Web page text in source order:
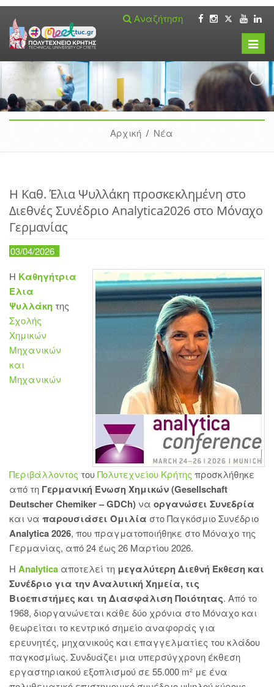
Αναζήτηση
Toggle
Αρχική / Νέα
Η Καθ. Έλια Ψυλλάκη προσκεκλημένη στο
Διεθνές Συνέδριο Analytica2026 στο Μόναχο
Γερμανίας
03/04/2026
Η Καθηγήτρια
Έλια
Ψυλλάκη της
Σχολής
Χημικών
Μηχανικών
και
Μηχανικών
Περιβάλλοντος τουΠολυτεχνείου Κρήτης προσκλήθηκε
από τη Γερμανική Ένωση Χημικών (Gesellschaft
Deutscher Chemiker – GDCh)να οργανώσει Συνεδρία
και να παρουσιάσει Ομιλία στο Παγκόσμιο Συνέδριο
Analytica 2026, που πραγματοποιήθηκε στο Μόναχο της
Γερμανίας, από 24 έως 26 Μαρτίου 2026.
Η Analytica αποτελεί τη μεγαλύτερη Διεθνή Έκθεση και
Συνέδριο για την Αναλυτική Χημεία, τις
Βιοεπιστήμες και τη Διασφάλιση Ποιότητας. Από το
1968, διοργανώνεται κάθε δύο χρόνια στο Μόναχο και
θεωρείται το κεντρικό σημείο αναφοράς για
ερευνητές, μηχανικούς και επαγγελματίες του κλάδου
παγκοσμίως. Συνδυάζει μια υπερσύγχρονη έκθεση
εργαστηριακού εξοπλισμού σε 55.000 m² με ένα